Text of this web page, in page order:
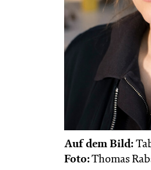
Auf dem Bild:
Foto:Thomas